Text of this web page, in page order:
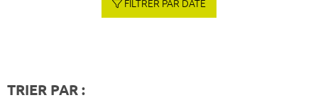
FILTRER PAR DATE
TRIER PAR :